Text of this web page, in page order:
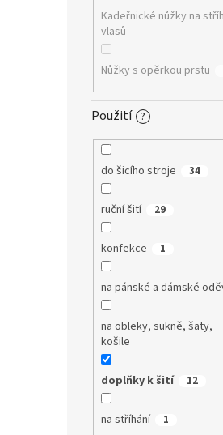
Kadeřnické nůžky na
vlasů
Nůžky s opěrkou prstu
Použití ?
do šicího stroje 34
ruční šití 29
konfekce 1
na pánské a dámské
na obleky, sukně, šaty,
košile
doplňky k šití 12
na stříhání 1